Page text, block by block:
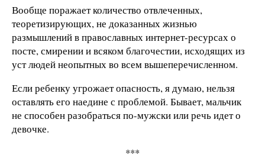
Вообще поражает количество отвлеченных,
теоретизирующих, не доказанных жизнью
размышлений в православных интернет-ресурсах о
посте, смирении и всяком благочестии, исходящих из
уст людей неопытных во всем вышеперечисленном.
Если ребенку угрожает опасность, я думаю, нельзя
оставлять его наедине с проблемой. Бывает, мальчик
не способен разобраться по-мужски или речь идет о
девочке.
***